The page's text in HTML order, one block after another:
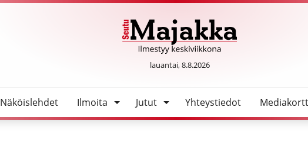
SeutuMajakka
lauantai, 8.8.2026
Näköislehdet Ilmoita Jutut Yhteystiedot